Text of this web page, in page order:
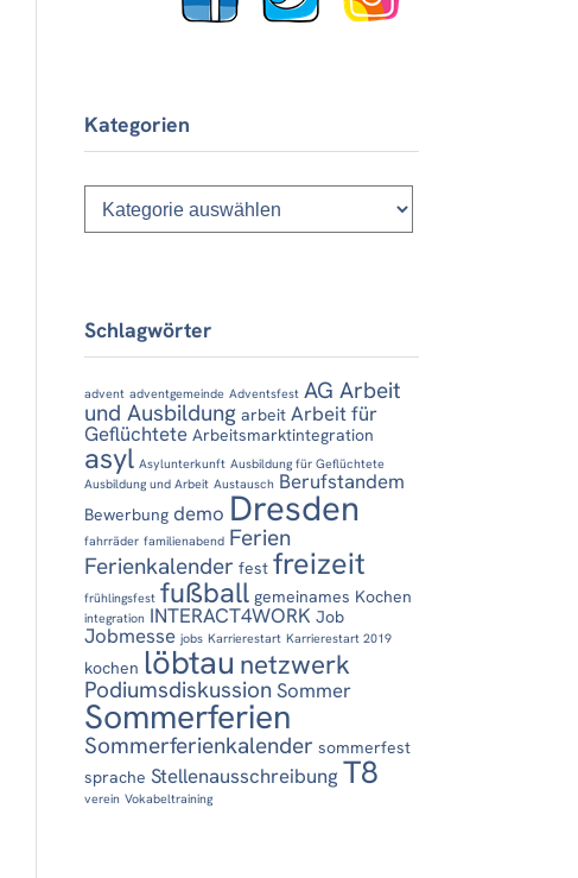
Kategorien
Kategorien
Schlagwörter
advent adventgemeinde Adventsfest AG Arbeit
und Ausbildung arbeit Arbeit für
Geflüchtete Arbeitsmarktintegration
asyl Asylunterkunft Ausbildung für Geflüchtete
Ausbildung und Arbeit Austausch Berufstandem
Bewerbung demo Dresden
fahrräder familienabend Ferien
Ferienkalender fest freizeit
frühlingsfest fußball gemeinames Kochen
integration INTERACT4WORK Job
Jobmesse jobs Karrierestart Karrierestart 2019
kochen löbtau netzwerk
PodiumsdiskussionSommer
Sommerferien
Sommerferienkalender sommerfest
sprache Stellenausschreibung T8
verein Vokabeltraining